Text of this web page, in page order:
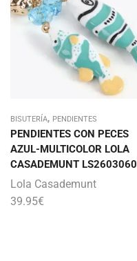
BISUTERÍA, PENDIENTES
PENDIENTES CON PECES
AZUL-MULTICOLOR LOLA
CASADEMUNT LS2603060
Lola Casademunt
39.95€